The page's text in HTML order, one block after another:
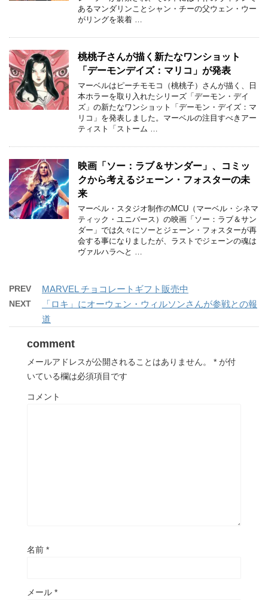
あるマンダリンことシャン・チーの父ウェン・ウー
がリングを装着 …
桃桃子さんが描く新たなワンショット
「デーモンデイズ：マリコ」が発表
マーベルはピーチモモコ（桃桃子）さんが描く、日
本ホラーを取り入れたシリーズ「デーモン・デイ
ズ」の新たなワンショット「デーモン・デイズ：マ
リコ」を発表しました。マーベルの注目すべきアー
ティスト「ストーム …
映画「ソー：ラブ＆サンダー」、コミッ
クから考えるジェーン・フォスターの未
来
マーベル・スタジオ制作のMCU（マーベル・シネマ
ティック・ユニバース）の映画「ソー：ラブ＆サン
ダー」では久々にソーとジェーン・フォスターが再
会する事になりましたが、ラストでジェーンの魂は
ヴァルハラへと …
PREV MARVEL チョコレートギフト販売中
NEXT
「ロキ」にオーウェン・ウィルソンさんが参戦との報
道
comment
メールアドレスが公開されることはありません。 * が付
いている欄は必須項目です
コメント
名前 *
メール *